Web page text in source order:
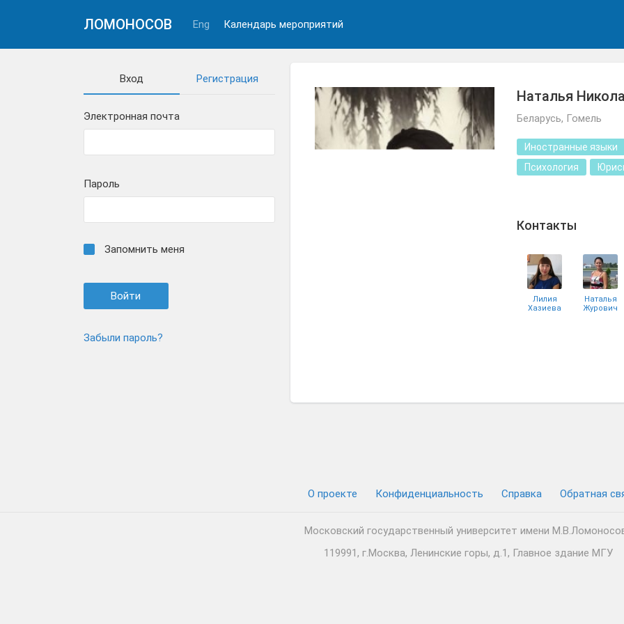
ЛОМОНОСОВ Eng Календарь мероприятий
Вход Регистрация
Электронная почта
Пароль
Запомнить меня
Забыли пароль?
Наталья
Беларусь, Гомель
Иностранные языки
Психология
Контакты
Лилия
Хазиева
Наталья
Журович
О проекте Конфиденциальность Cправка Обратная
Московский государственный университет имени
119991, г.Москва, Ленинские горы, д.1, Главное здание МГУ